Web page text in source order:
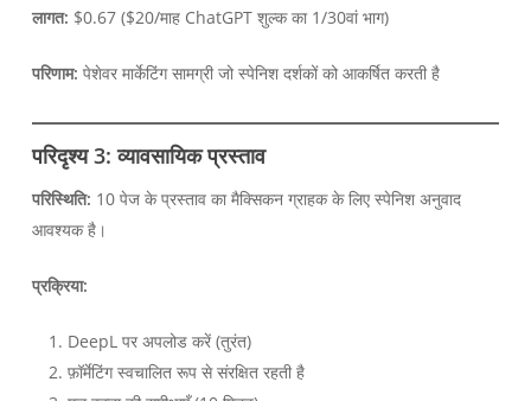
लागत: $0.67 ($20/माह ChatGPT शुल्क का 1/30वां भाग)
परिणाम: पेशेवर मार्केटिंग सामग्री जो स्पेनिश दर्शकों को आकर्षित करती है
परिदृश्य 3: व्यावसायिक प्रस्ताव
परिस्थिति: 10 पेज के प्रस्ताव का मैक्सिकन ग्राहक के लिए स्पेनिश अनुवाद
आवश्यक है।
प्रक्रिया:
DeepL पर अपलोड करें (तुरंत)
फ़ॉर्मेटिंग स्वचालित रूप से संरक्षित रहती है